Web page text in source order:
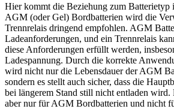
Hier kommt die Beziehung zum Batterietyp
AGM (oder Gel) Bordbatterien wird die
Trennrelais dringend empfohlen. AGM
Ladeanforderungen, und ein Trennrelais
diese Anforderungen erfüllt werden,
Ladespannung. Durch die korrekte
wird nicht nur die Lebensdauer der AGM
sondern es stellt auch sicher, dass die
bei längerem Stand still nicht entladen
aber nur für AGM Bordbatterien und nicht